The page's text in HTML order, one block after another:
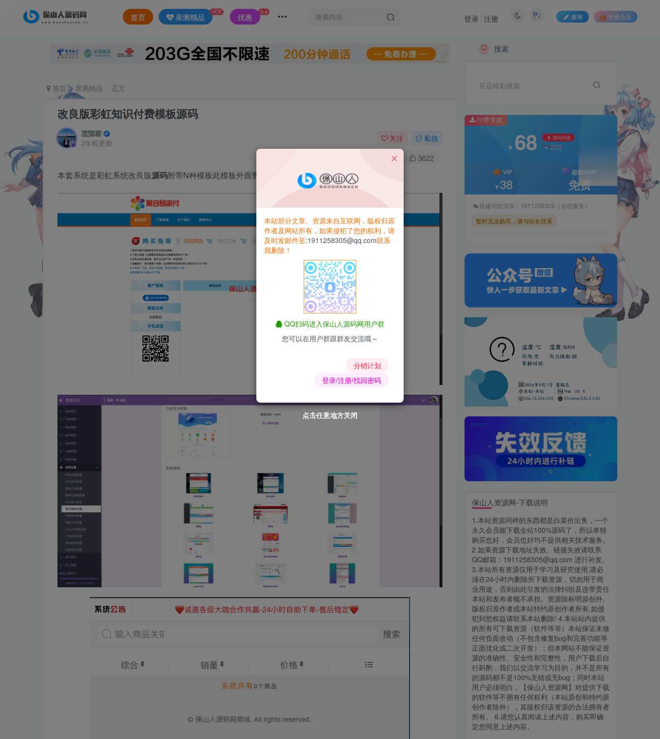
首页 亲测精品
HOT
优惠
9.9
发布 开通会员
登录 注册
首页 亲测精品 正文
改良版彩虹知识付费模板源码
昆荣君
2年前更新
关注 私信
4.9W+ 3622
本套系统是彩虹系统改良版源码附带N种模板此模板外面售价599,这边改良后修复已知BUG
付费资源
￥38 免费
搭建同款添加：1911258305（有偿服务）
暂时无法购买，请与站长联系
搜索
开启精彩搜索
付费资源
￥ 68 限时特惠
￥299
VIP
￥ 38
超级SVIP
免费
搭建同款添加：1911258305（有偿服务）
暂时无法购买，请与站长联系
保山人资源网-下载说明
1.本站资源同样的东西都是白菜价出售，一个
永久会员能下载全站100%源码了，所以单独
购买也好，会员也好均不提供相关技术服务。
2.如果资源下载地址失效、链接失效请联系
QQ邮箱：1911258305@qq.com 进行补发。
3.本站所有资源仅用于学习及研究使用,请必
须在24小时内删除所下载资源，切勿用于商
业用途，否则由此引发的法律纠纷及连带责任
本站和发布者概不承担。资源除标明原创外,
版权归原作者或本站特约原创作者所有,如侵
犯到您权益请联系本站删除! 4.本站站内提供
的所有可下载资源（软件等等）本站保证未做
任何负面改动（不包含修复bug和完善功能等
正面优化或二次开发）；但本网站不能保证资
源的准确性、安全性和完整性，用户下载后自
行斟酌，我们以交流学习为目的，并不是所有
的源码都不是100%无错或无bug；同时本站
用户必须明白，【保山人资源网】对提供下载
的软件等不拥有任何权利（本站原创和特约原
创作者除外），其版权归该资源的合法拥有者
所有。 6.请您认真阅读上述内容，购买即确
定您同意上述内容。
点击任意地方关闭
点击任意地方关闭
点击任意地方关闭
点击任意地方关闭
点击任意地方关闭
点击任意地方关闭
点击任意地方关闭
本站部分文章、资源来自互联网，版权归原
作者及网站所有，如果侵犯了您的权利，请
及时发邮件至:1911258305@qq.com联系
我删除！
QQ扫码进入保山人源码网用户群
您可以在用户群跟群友交流哦～
分销计划
登录/注册/找回密码